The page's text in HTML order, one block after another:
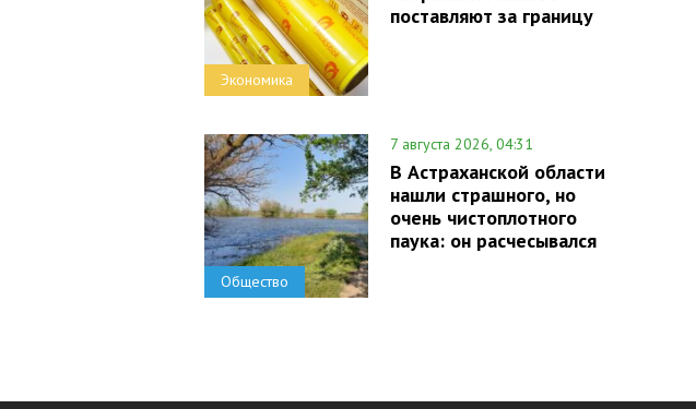
Экономика
поставляют за границу
Общество
7 августа 2026, 04:31
В Астраханской области
нашли страшного, но
очень чистоплотного
паука: он расчесывался